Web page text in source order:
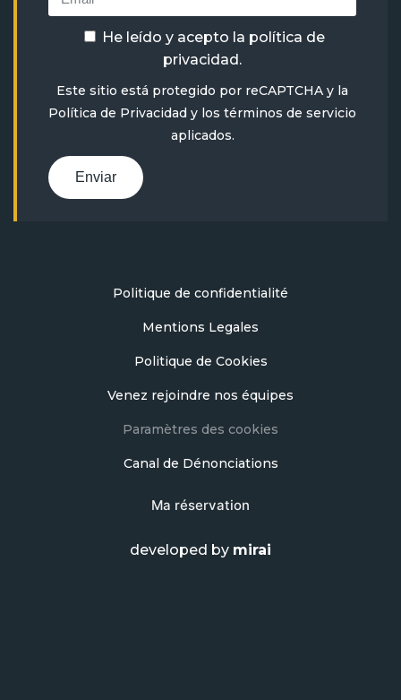
He leído y acepto la política de
privacidad .
Este sitio está protegido por reCAPTCHA y la
Política de Privacidad y los términos de servicio
aplicados.
Enviar
Politique de confidentialité
Mentions Legales
Politique de Cookies
Venez rejoindre nos équipes
Paramètres des cookies
Canal de Dénonciations
Ma réservation
developed by mirai